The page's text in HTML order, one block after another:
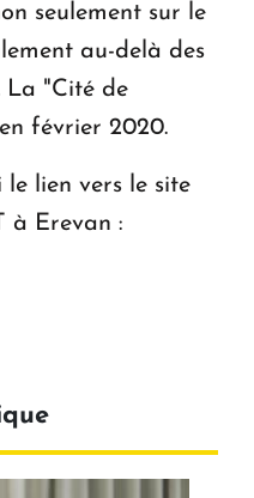
seulement sur le
au-delà des
La "Cité de
février 2020.
le lien vers le site
à Erevan :